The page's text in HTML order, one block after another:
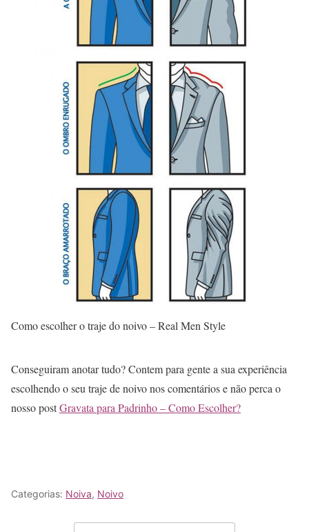
Como escolher o traje do noivo – Real Men Style
Conseguiram anotar tudo? Contem para gente a sua experiência
escolhendo o seu traje de noivo nos comentários e não perca o
nosso postGravata para Padrinho – Como Escolher?
Categorias: Noiva, Noivo